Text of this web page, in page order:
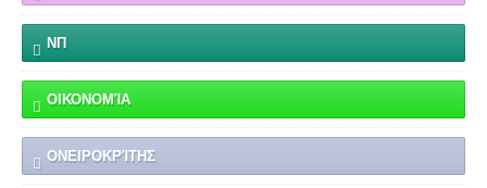
ΝΠ
ΟΙΚΟΝΟΜΊΑ
ΟΝΕΙΡΟΚΡΊΤΗΣ